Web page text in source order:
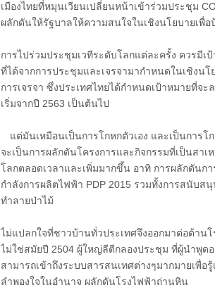
เมืองไทยที่หมุนเวียนเปลี่ยนหน้าเข้าร่วมประชุม
ผลักดันให้รัฐบาลให้ความสนใจในเชิงนโยบายเพื่
การไปร่วมประชุมเวทีระดับโลกแต่ละครั้ง ควรมี
ที่ได้จากการประชุมและเจรจามากำหนดในเชิงน
การเจรจา ซึ่งประเทศไทยได้กำหนดเป้าหมายที่จะ
เริ่มจากปี 2563 เป็นต้นไป
แต่มันเหมือนเป็นการโกหกตัวเอง และเป็นการ
จะเป็นการผลักดันโครงการและกิจกรรมที่เป็นสา
โลกตลอดเวลาและเพิ่มมากขึ้น อาทิ การผลักดันก
กำลังการผลิตไฟฟ้า PDP 2015 รวมทั้งการสนับส
ทำลายป่าไม้
ไม่แปลกใจที่ชาวบ้านทั่วประเทศจึงออกมาต่อต้าน
ไม่ใช่สมัยปี 2504 ผู้ใหญ่ลีตีกลองประชุม ที่ผู้นำพูดอ
สามารถเข้าถึงระบบสารสนเทศต่างๆมากมายเพื่
ลำพองใจในอำนาจ ผลักดันโรงไฟฟ้าถ่านหิน